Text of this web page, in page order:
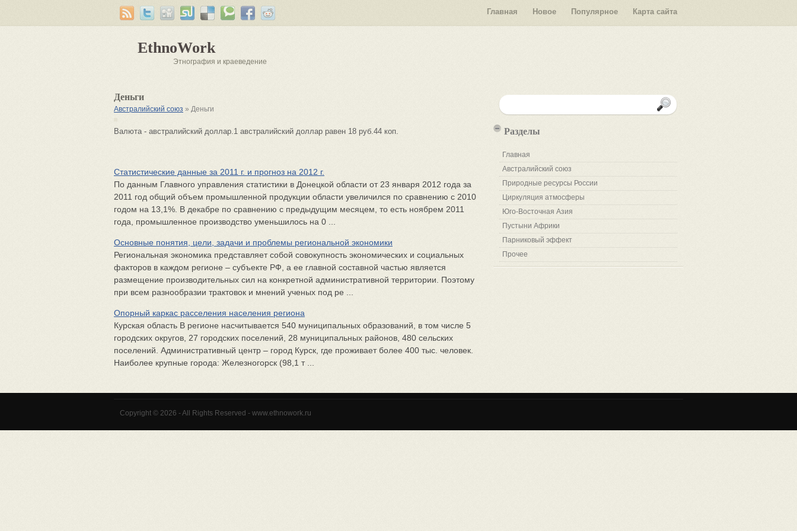
EthnoWork
Этнография и краеведение
Главная Новое Популярное Карта сайта
Деньги
Австралийский союз » Деньги
Валюта - австралийский доллар.1 австралийский доллар равен 18 руб.44 коп.
Статистические данные за 2011 г. и прогноз на 2012 г.
По данным Главного управления статистики в Донецкой области от 23 января 2012 года за
2011 год общий объем промышленной продукции области увеличился по сравнению с 2010
годом на 13,1%. В декабре по сравнению с предыдущим месяцем, то есть ноябрем 2011
года, промышленное производство уменьшилось на 0 ...
Основные понятия, цели, задачи и проблемы региональной экономики
Региональная экономика представляет собой совокупность экономических и социальных
факторов в каждом регионе – субъекте РФ, а ее главной составной частью является
размещение производительных сил на конкретной административной территории. Поэтому
при всем разнообразии трактовок и мнений ученых под ре ...
Опорный каркас расселения населения региона
Курская область В регионе насчитывается 540 муниципальных образований, в том числе 5
городских округов, 27 городских поселений, 28 муниципальных районов, 480 сельских
поселений. Административный центр – город Курск, где проживает более 400 тыс. человек.
Наиболее крупные города: Железногорск (98,1 т ...
Разделы
Главная
Австралийский союз
Природные ресурсы России
Циркуляция атмосферы
Юго-Восточная Азия
Пустыни Африки
Парниковый эффект
Прочее
Copyright © 2026 - All Rights Reserved - www.ethnowork.ru